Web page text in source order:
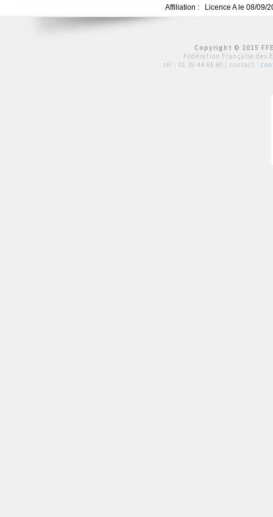
Affiliation :
Licence A le 08/09/
Copyright © 2015
Fédération Française des
tél : 01 39 44 65 80 | contact :